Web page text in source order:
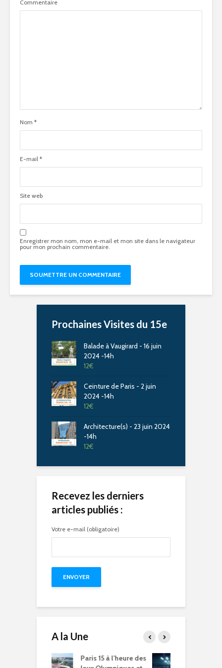
Commentaire
Nom *
E-mail *
Site web
Enregistrer mon nom, mon e-mail et mon site dans le navigateur
pour mon prochain commentaire.
Prochaines Visites du 15e
Balade à Vaugirard - 16 juin
2024 -14h
12€
Ceinture de Paris - 2 juin
2024 -14h
12€
Architecture(s) - 23 juin 2024
-14h
12€
Recevez les derniers
articles publiés :
Votre e-mail (obligatoire)
A la Une
Compétitions, flamme